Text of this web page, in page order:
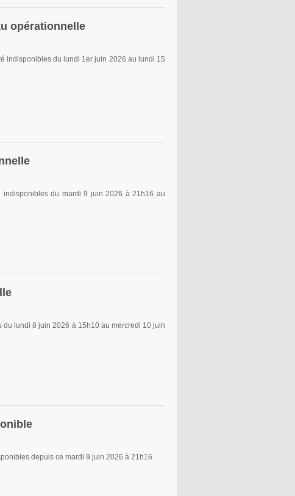
opérationnelle
indisponibles du lundi 1er juin 2026 au lundi 15
indisponibles du mardi 9 juin 2026 à 21h16 au
du lundi 8 juin 2026 à 15h10 au mercredi 10 juin
depuis ce mardi 9 juin 2026 à 21h16.